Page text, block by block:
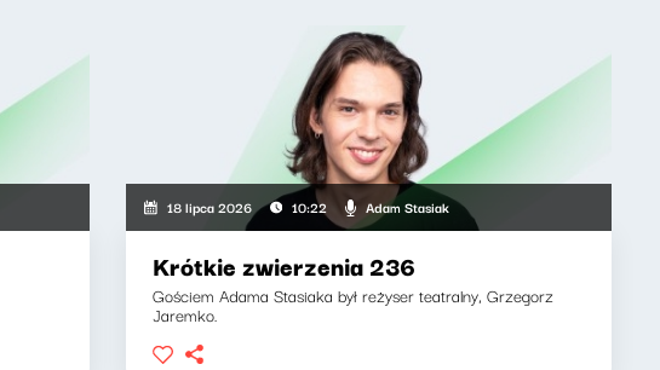
18 lipca 2026 10:22 Adam Stasiak
Krótkie zwierzenia 236
Gościem Adama Stasiaka był reżyser teatralny, Grzegorz
Jaremko.